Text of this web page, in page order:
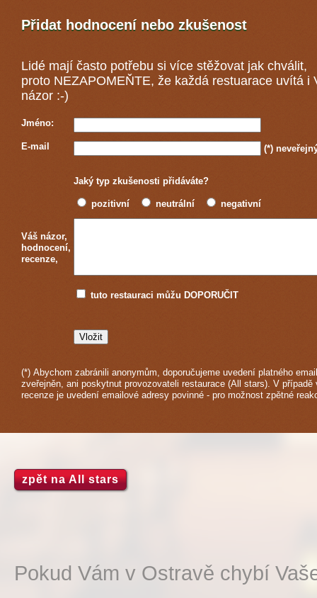
Přidat hodnocení nebo zkušenost
Lidé mají často potřebu si více stěžovat jak chválit,
proto NEZAPOMEŇTE, že každá restuarace uvítá i
názor :-)
Jméno:
E-mail (*)
Jaký typ zkušenosti přidáváte?
pozitivní neutrální negativní
Váš názor,
hodnocení,
recenze,
tuto restauraci můžu DOPORUČIT
(*) Abychom zabránili anonymům, doporučujeme uvedení platného
zveřejněn, ani poskytnut provozovateli restaurace (All stars). V
recenze je uvedení emailové adresy povinné - pro možnost zpětné
zpět na All stars
Pokud Vám v Ostravě chybí